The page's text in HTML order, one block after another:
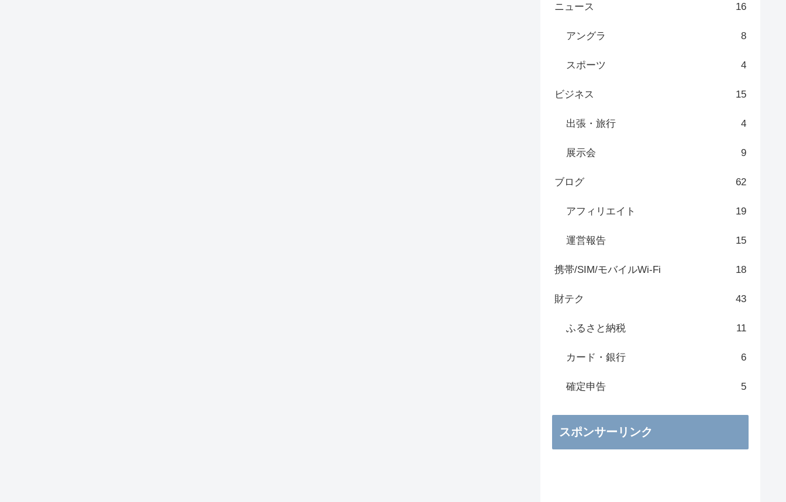
ニュース 16
アングラ 8
スポーツ 4
ビジネス 15
出張・旅行 4
展示会 9
ブログ 62
アフィリエイト 19
運営報告 15
携帯/SIM/モバイルWi-Fi 18
財テク 43
ふるさと納税 11
カード・銀行 6
確定申告 5
スポンサーリンク